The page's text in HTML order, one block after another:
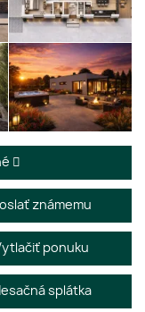
známemu
ponuku
splátka